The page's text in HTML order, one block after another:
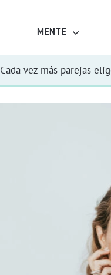
MENTE
Cada vez más parejas